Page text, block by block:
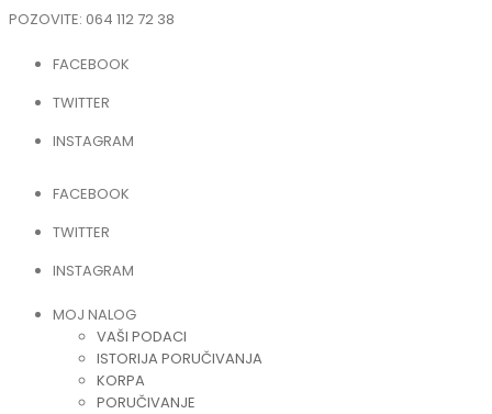
POZOVITE: 064 112 72 38
FACEBOOK
TWITTER
INSTAGRAM
FACEBOOK
TWITTER
INSTAGRAM
MOJ NALOG
VAŠI PODACI
ISTORIJA PORUČIVANJA
KORPA
PORUČIVANJE